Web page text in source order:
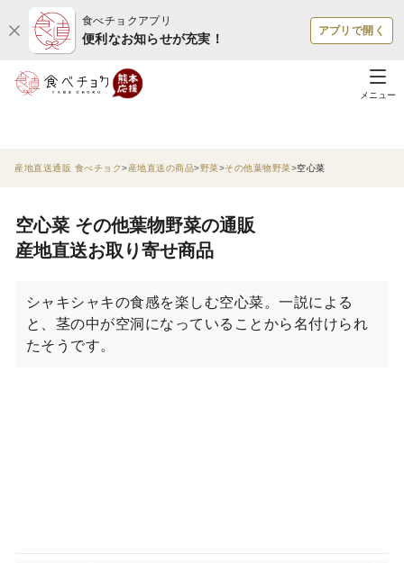
食べチョクアプリ
便利なお知らせが充実！
アプリで開く
メニュー
産地直送通販 食べチョク 産地直送の商品 野菜 その他葉物野菜 空心菜
空心菜 その他葉物野菜の通販
産地直送お取り寄せ商品
シャキシャキの食感を楽しむ空心菜。一説による
と、茎の中が空洞になっていることから名付けられ
たそうです。